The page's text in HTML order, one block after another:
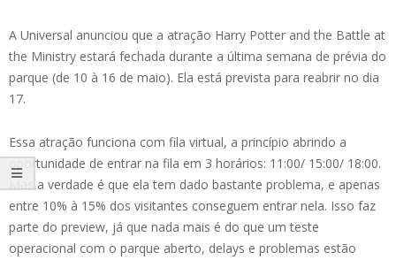
A Universal anunciou que a atração Harry Potter and the Battle at
the Ministry estará fechada durante a última semana de prévia do
parque (de 10 à 16 de maio). Ela está prevista para reabrir no dia
17.
Essa atração funciona com fila virtual, a princípio abrindo a
oportunidade de entrar na fila em 3 horários: 11:00/ 15:00/ 18:00.
Mas a verdade é que ela tem dado bastante problema, e apenas
entre 10% à 15% dos visitantes conseguem entrar nela. Isso faz
parte do preview, já que nada mais é do que um teste
operacional com o parque aberto, delays e problemas estão